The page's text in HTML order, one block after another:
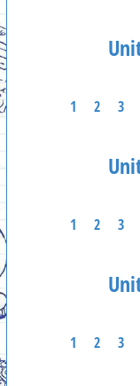
1 2 3
1 2 3
1 2 3